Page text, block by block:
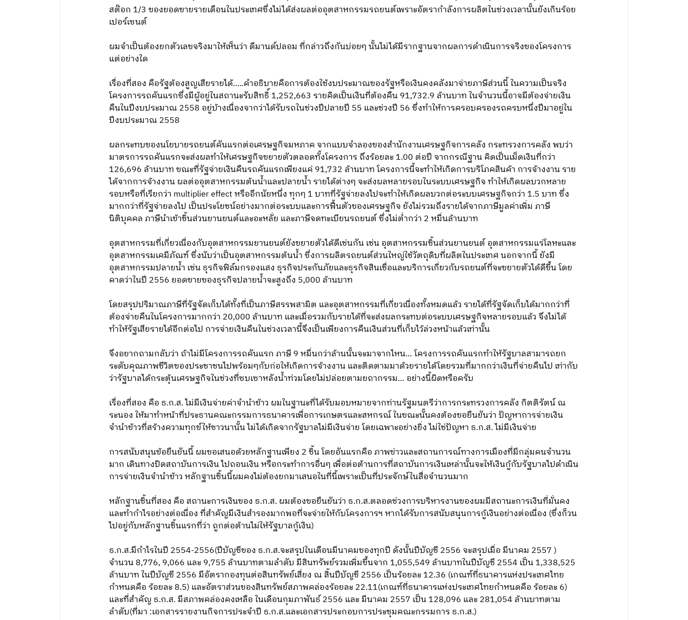
สต๊อก 1/3 ของยอดขายรายเดือนในประเทศซึ่งไม่ได้ส่งผลต่ออุตสาหกรรมรถยนต์เพราะอัตรากำลังการผลิตในช่วงเวลานั้นยังเกินร้อย
เปอร์เซนต์
ผมจำเป็นต้องยกตัวเลขจริงมาให้เห็นว่า ดีมานด์ปลอม ที่กล่าวถึงกันบ่อยๆ นั้นไม่ได้มีรากฐานจากผลการดำเนินการจริงของโครงการ
แต่อย่างใด
เรื่องที่สอง คือรัฐต้องสูญเสียรายได้…..คำอธิบายคือการต้องใช้งบประมาณของรัฐหรือเงินคงคลังมาจ่ายภาษีส่วนนี้ ในความเป็นจริง
โครงการรถคันแรกซึ่งมีผู้อยู่ในสถานะรับสิทธิ์ 1,252,663 รายคิดเป็นเงินที่ต้องคืน 91,732.9 ล้านบาท ในจำนวนนี้อาจมีต้องจ่ายเงิน
คืนในปีงบประมาณ 2558 อยู่บ้างเนื่องจากว่าได้รับรถในช่วงปีปลายปี 55 และช่วงปี 56 ซึ่งทำให้การครอบครองรถครบหนึ่งปีมาอยู่ใน
ปีงบประมาณ 2558
ผลกระทบของนโยบายรถยนต์คันแรกต่อเศรษฐกิจมหภาค จากแบบจำลองของสำนักงานเศรษฐกิจการคลัง กระทรวงการคลัง พบว่า
มาตรการรถคันแรกจะส่งผลทำให้เศรษฐกิจขยายตัวตลอดทั้งโครงการ ถึงร้อยละ 1.00 ต่อปี จากกรณีฐาน คิดเป็นเม็ดเงินที่กว่า
126,696 ล้านบาท ขณะที่รัฐจ่ายเงินคืนรถคันแรกเพียงแค่ 91,732 ล้านบาท โครงการนี้จะทำให้เกิดการบริโภคสินค้า การจ้างงาน ราย
ได้จากการจ้างงาน ผลต่ออุตสาหกรรมต้นน้ำและปลายน้ำ รายได้ต่างๆ จะส่งผลหลายรอบในระบบเศรษฐกิจ ทำให้เกิดผลบวกหลาย
รอบหรือที่เรียกว่า multiplier effect หรืออีกนัยหนึ่ง ทุกๆ 1 บาทที่รัฐจ่ายลงไปจะทำให้เกิดผลบวกต่อระบบเศรษฐกิจกว่า 1.5 บาท ซึ่ง
มากกว่าที่รัฐจ่ายลงไป เป็นประโยชน์อย่างมากต่อระบบและการฟื้นตัวของเศรษฐกิจ ยังไม่รวมถึงรายได้จากภาษีมูลค่าเพิ่ม ภาษี
นิติบุคคล ภาษีนำเข้าชิ้นส่วนยานยนต์และอะหลั่ย และภาษีจดทะเบียนรถยนต์ ซึ่งไม่ต่ำกว่า 2 หมื่นล้านบาท
อุตสาหกรรมที่เกี่ยวเนื่องกับอุตสาหกรรมยานยนต์ยังขยายตัวได้ดีเช่นกัน เช่น อุตสาหกรรมชิ้นส่วนยานยนต์ อุตสาหกรรมแร่โลหะและ
อุตสาหกรรมเคมีภัณฑ์ ซึ่งนับว่าเป็นอุตสาหกรรมต้นน้ำ ซึ่งการผลิตรถยนต์ส่วนใหญ่ใช้วัตถุดิบที่ผลิตในประเทศ นอกจากนี้ ยังมี
อุตสาหกรรมปลายน้ำ เช่น ธุรกิจฟิล์มกรองแสง ธุรกิจประกันภัยและธุรกิจสินเชื่อและบริการเกี่ยวกับรถยนต์ที่จะขยายตัวได้ดีขึ้น โดย
คาดว่าในปี 2556 ยอดขายของธุรกิจปลายน้ำจะสูงถึง 5,000 ล้านบาท
โดยสรุปปริมาณภาษีที่รัฐจัดเก็บได้ทั้งที่เป็นภาษีสรรพสามิต และอุตสาหกรรมที่เกี่ยวเนื่องทั้งหมดแล้ว รายได้ที่รัฐจัดเก็บได้มากกว่าที่
ต้องจ่ายคืนในโครงการมากกว่า 20,000 ล้านบาท และเมื่อรวมกับรายได้ที่จะส่งผลกระทบต่อระบบเศรษฐกิจหลายรอบแล้ว จึงไม่ได้
ทำให้รัฐเสียรายได้อีกต่อไป การจ่ายเงินคืนในช่วงเวลานี้จึงเป็นเพียงการคืนเงินส่วนที่เก็บไว้ล่วงหน้าแล้วเท่านั้น
จึงอยากถามกลับว่า ถ้าไม่มีโครงการรถคันแรก ภาษี 9 หมื่นกว่าล้านนั้นจะมาจากไหน… โครงการรถคันแรกทำให้รัฐบาลสามารถยก
ระดับคุณภาพชีวิตของประชาชนไปพร้อมๆกับก่อให้เกิดการจ้างงาน และติดตามมาด้วยรายได้โดยรวมที่มากกว่าเงินที่จ่ายคืนไป เท่ากับ
ว่ารัฐบาลได้กระตุ้นเศรษฐกิจในช่วงที่ซบเซาหลังน้ำท่วมโดยไม่ปล่อยตามยถากรรม… อย่างนี้ผิดหรือครับ
เรื่องที่สอง คือ ธ.ก.ส. ไม่มีเงินจ่ายค่าจำนำข้าว ผมในฐานะที่ได้รับมอบหมายจากท่านรัฐมนตรีว่าการกระทรวงการคลัง กิตติรัตน์ ณ
ระนอง ให้มาทำหน้าที่ประธานคณะกรรมการธนาคารเพื่อการเกษตรและสหกรณ์ ในขณะนั้นคงต้องขอยืนยันว่า ปัญหาการจ่ายเงิน
จำนำข้าวที่สร้างความทุกข์ให้ชาวนานั้น ไม่ได้เกิดจากรัฐบาลไม่มีเงินจ่าย โดยเฉพาะอย่างยิ่ง ไม่ใช่ปัญหา ธ.ก.ส. ไม่มีเงินจ่าย
การสนับสนุนข้อยืนยันนี้ ผมขอเสนอด้วยหลักฐานเพียง 2 ชิ้น โดยอันแรกคือ ภาพข่าวและสถานการณ์ทางการเมืองที่มีกลุ่มคนจำนวน
มาก เดินทางปิดสถาบันการเงิน ไปถอนเงิน หรือกระทำการอื่นๆ เพื่อต่อต้านการที่สถาบันการเงินเหล่านั้นจะให้เงินกู้กับรัฐบาลไปดำเนิน
การจ่ายเงินจำนำข้าว หลักฐานชิ้นนี้ผมคงไม่ต้องยกมาเสนอในที่นี้เพราะเป็นที่ประจักษ์ในสื่อจำนวนมาก
หลักฐานชิ้นที่สอง คือ สถานะการเงินของ ธ.ก.ส. ผมต้องขอยืนยันว่า ธ.ก.ส.ตลอดช่วงการบริหารงานของผมมีสถานะการเงินที่มั่นคง
และทำกำไรอย่างต่อเนื่อง ที่สำคัญมีเงินสำรองมากพอที่จะจ่ายให้กับโครงการฯ หากได้รับการสนับสนุนการกู้เงินอย่างต่อเนื่อง (ซึ่งก็วน
ไปอยู่กับหลักฐานชิ้นแรกที่ว่า ถูกต่อต้านไม่ให้รัฐบาลกู้เงิน)
ธ.ก.ส.มีกำไรในปี 2554-2556(ปีบัญชีของ ธ.ก.ส.จะสรุปในเดือนมีนาคมของทุกปี ดังนั้นปีบัญชี 2556 จะสรุปเมื่อ มีนาคม 2557 )
จำนวน 8,776, 9,066 และ 9,755 ล้านบาทตามลำดับ มีสินทรัพย์รวมเพิ่มขึ้นจาก 1,055,549 ล้านบาทในปีบัญชี 2554 เป็น 1,338,525
ล้านบาท ในปีบัญชี 2556 มีอัตรากองทุนต่อสินทรัพย์เสี่ยง ณ สิ้นปีบัญชี 2556 เป็นร้อยละ 12.36 (เกณฑ์ที่ธนาคารแห่งประเทศไทย
กำหนดคือ ร้อยละ 8.5) และอัตราส่วนของสินทรัพย์สภาพคล่องร้อยละ 22.11(เกณฑ์ที่ธนาคารแห่งประเทศไทยกำหนดคือ ร้อยละ 6)
และที่สำคัญ ธ.ก.ส. มีสภาพคล่องคงเหลือ ในเดือนกุมภาพันธ์ 2556 และ มีนาคม 2557 เป็น 128,096 และ 281,054 ล้านบาทตาม
ลำดับ(ที่มา :เอกสารรายงานกิจการประจำปี ธ.ก.ส.และเอกสารประกอบการประชุมคณะกรรมการ ธ.ก.ส.)